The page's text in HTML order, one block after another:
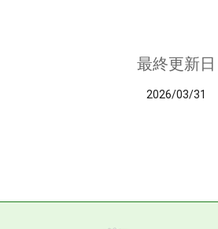
最終更新日
2026/03/31